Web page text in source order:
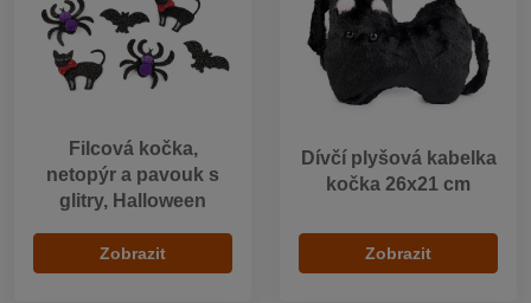
Filcová kočka,
netopýr a pavouk s
glitry, Halloween
Zobrazit
Dívčí plyšová kabelka
kočka 26x21 cm
Zobrazit